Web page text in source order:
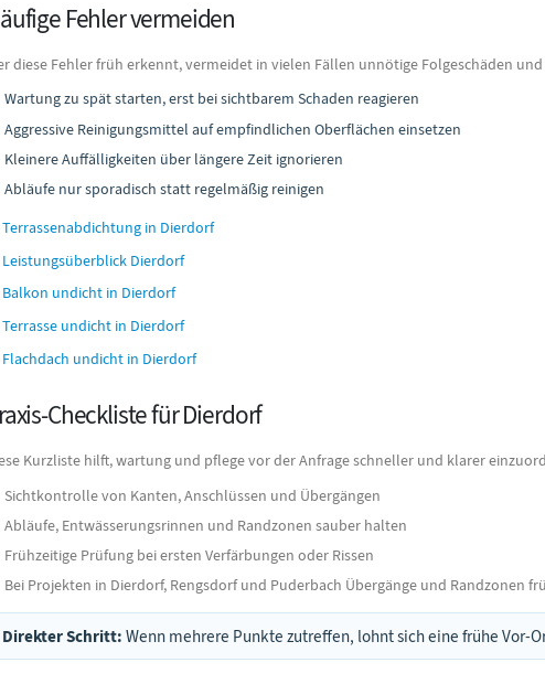
Fehler vermeiden
diese Fehler früh erkennt, vermeidet in vielen Fällen unnötige Folgeschäden
Wartung zu spät starten, erst bei sichtbarem Schaden reagieren
Aggressive Reinigungsmittel auf empfindlichen Oberflächen einsetzen
Kleinere Auffälligkeiten über längere Zeit ignorieren
Abläufe nur sporadisch statt regelmäßig reinigen
Terrassenabdichtung in Dierdorf
Leistungsüberblick Dierdorf
Balkon undicht in Dierdorf
Terrasse undicht in Dierdorf
Flachdach undicht in Dierdorf
Checkliste für Dierdorf
Kurzliste hilft, wartung und pflege vor der Anfrage schneller und klarer
Sichtkontrolle von Kanten, Anschlüssen und Übergängen
Abläufe, Entwässerungsrinnen und Randzonen sauber halten
Frühzeitige Prüfung bei ersten Verfärbungen oder Rissen
Bei Projekten in Dierdorf, Rengsdorf und Puderbach Übergänge und Randzonen
Direkter Schritt: Wenn mehrere Punkte zutreffen, lohnt sich eine frühe Vor-